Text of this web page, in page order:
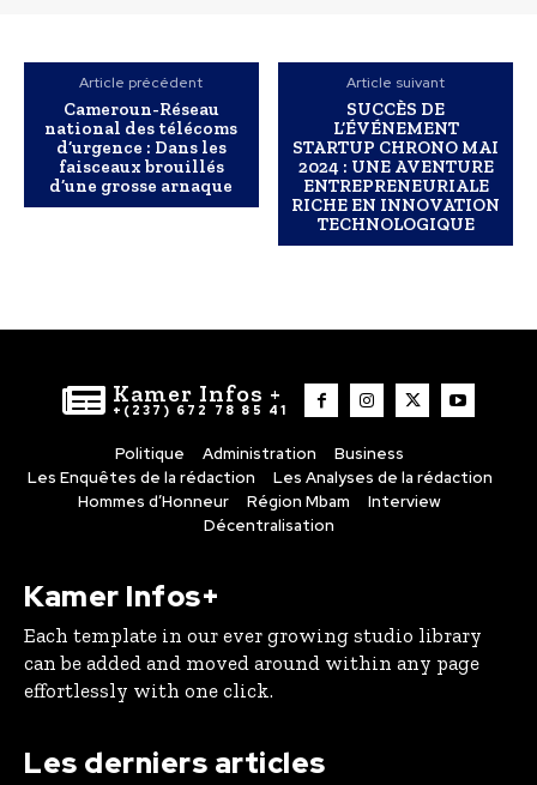
Article précédent
Cameroun-Réseau
national des télécoms
d’urgence : Dans les
faisceaux brouillés
d’une grosse arnaque
Article suivant
SUCCÈS DE
L’ÉVÉNEMENT
STARTUP CHRONO MAI
2024 : UNE AVENTURE
ENTREPRENEURIALE
RICHE EN INNOVATION
TECHNOLOGIQUE
Kamer Infos +
+(237) 672 78 85 41
Politique Administration
Business
Les Enquêtes de la rédaction
Les Analyses de la rédaction
Hommes d’Honneur
Région Mbam
Interview
Décentralisation
Kamer Infos+
Each template in our ever growing studio library
can be added and moved around within any page
effortlessly with one click.
Les derniers articles